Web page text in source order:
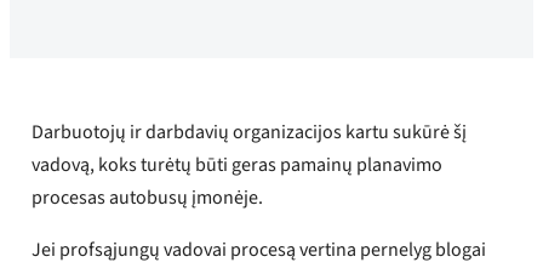
Darbuotojų ir darbdavių organizacijos kartu sukūrė šį
vadovą, koks turėtų būti geras pamainų planavimo
procesas autobusų įmonėje.
Jei profsąjungų vadovai procesą vertina pernelyg blogai